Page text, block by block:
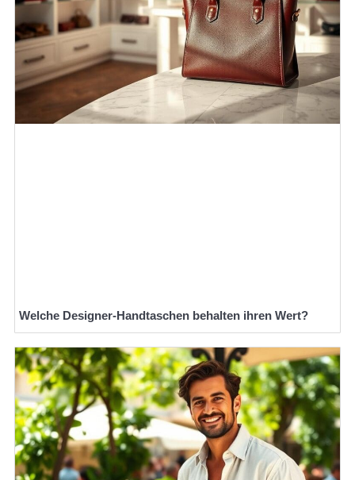
Welche Designer-Handtaschen behalten ihren Wert?